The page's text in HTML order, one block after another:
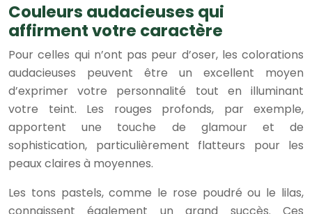
Couleurs audacieuses qui
affirment votre caractère
Pour celles qui n’ont pas peur d’oser, les colorations
audacieuses peuvent être un excellent moyen
d’exprimer votre personnalité tout en illuminant
votre teint. Les rouges profonds, par exemple,
apportent une touche de glamour et de
sophistication, particulièrement flatteurs pour les
peaux claires à moyennes.
Les tons pastels, comme le rose poudré ou le lilas,